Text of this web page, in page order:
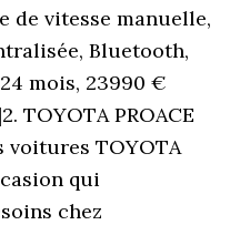
de vitesse manuelle,
Bluetooth,
mois, 23990 €
TOYOTA PROACE
voitures TOYOTA
qui
chez